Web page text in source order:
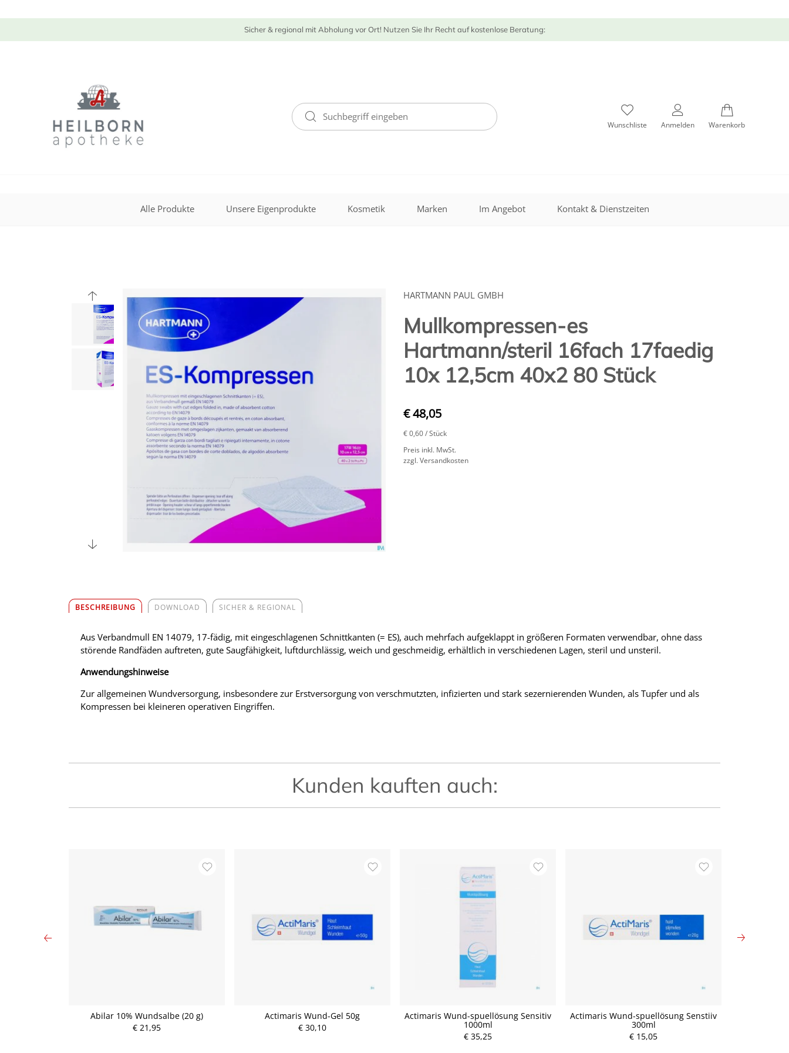
Sicher & regional mit Abholung vor Ort! Nutzen Sie Ihr Recht auf kostenlose Beratung:
Wunschliste Anmelden Warenkorb
Alle Produkte Unsere Eigenprodukte Kosmetik Marken Im Angebot Kontakt & Dienstzeiten
HARTMANN PAUL GMBH
Mullkompressen-es
Hartmann/steril 16fach 17faedig
10x 12,5cm 40x2 80 Stück
€ 48,05
€ 0,60/ Stück
Preis inkl. MwSt.
zzgl. Versandkosten
BESCHREIBUNG DOWNLOAD SICHER & REGIONAL
Aus Verbandmull EN 14079, 17-fädig, mit eingeschlagenen Schnittkanten (= ES), auch mehrfach aufgeklappt in größeren Formaten verwendbar, ohne dass
störende Randfäden auftreten, gute Saugfähigkeit, luftdurchlässig, weich und geschmeidig, erhältlich in verschiedenen Lagen, steril und unsteril.
Anwendungshinweise
Zur allgemeinen Wundversorgung, insbesondere zur Erstversorgung von verschmutzten, infizierten und stark sezernierenden Wunden, als Tupfer und als
Kompressen bei kleineren operativen Eingriffen.
Kunden kauften auch:
Abilar 10% Wundsalbe (20 g)
€ 21,95
Actimaris Wund-Gel 50g
€ 30,10
Actimaris Wund-spuellösung Sensitiv
1000ml
€ 35,25
Actimaris Wund-spuellösung Senstiiv
300ml
€ 15,05
P
r